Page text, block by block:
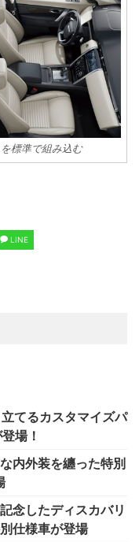
標準で組み込む
LINE
てるカスタマイズパ
場！
内外装を纏った特別
念したディスカバリ
仕様車が登場